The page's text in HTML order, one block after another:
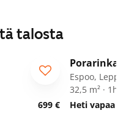
talosta
699 €
Espoo,
32,5 m² ·
Heti vapaa